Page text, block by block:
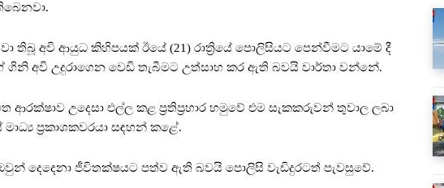
තිබූ අවි ආයුධ කිහිපයක් ඊයේ (21) රාත්‍රියේ පොලිසියට පෙන්වීමට යාමේ දී
අවි උදුරාගෙන වෙඩි තැබීමට උත්සාහ කර ඇති බවයි වාර්තා වන්නේ.
උදෙසා එල්ල කළ ප්‍රතිප්‍රහාර හමුවේ එම සැකකරුවන් තුවාල ලබා
ප්‍රකාශකවරයා සඳහන් කළේ.
දෙදෙනා ජීවිතක්ෂයට පත්ව ඇති බවයි පොලිසි වැඩිදුරටත් පැවසුවේ.